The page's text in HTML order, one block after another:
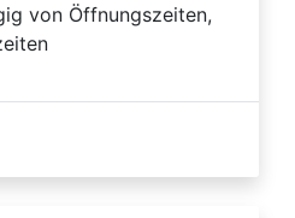
von Öffnungszeiten,